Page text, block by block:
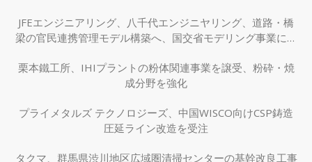
JFEエンジニアリング、八千代エンジニヤリング、道路・橋
梁の官民連携管理モデル構築へ、国交省モデリング事業に採
栗本鐵工所、IHIプラントの粉体関連事業を譲受、粉砕・焼
成分野を強化
プライメタルズ テクノロジーズ、中国WISCO向けCSP鋳造
圧延ライン改造を受注
タクマ、群馬県渋川地区広域圏清掃センターの基幹改良工事